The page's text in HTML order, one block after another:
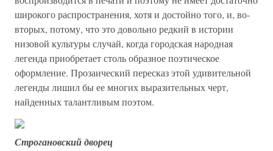
широкого распространения, хотя и достойно того, и, во-
вторых, потому, что это довольно редкий в истории
низовой культуры случай, когда городская народная
легенда приобретает столь образное поэтическое
оформление. Прозаический пересказ этой удивительной
легенды лишил бы ее многих выразительных черт,
найденных талантливым поэтом.
Строгановский дворец